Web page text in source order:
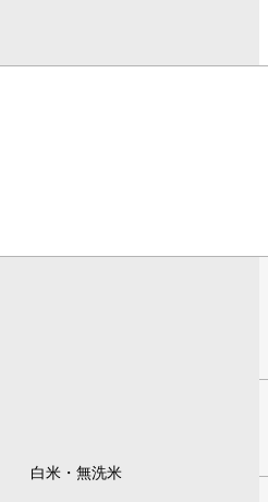
白米・無洗米